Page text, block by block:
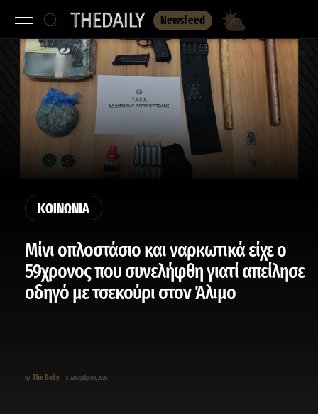
Newsfeed
ΚΟΙΝΩΝΙΑ
Μίνι οπλοστάσιο και ναρκωτικά είχε ο
59χρονος που συνελήφθη γιατί απείλησε
οδηγό με τσεκούρι στον Άλιμο
By The Daily 15 Δεκεμβρίου, 2025